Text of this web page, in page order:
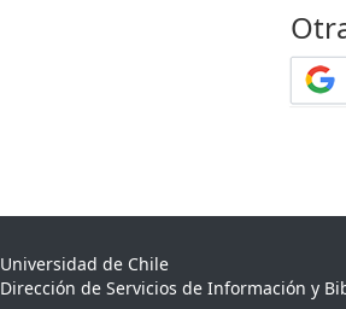
Universidad de Chile
Dirección de Servicios de Información y